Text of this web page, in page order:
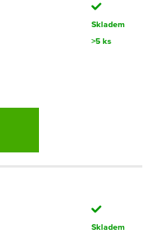
Skladem
>5 ks
Skladem